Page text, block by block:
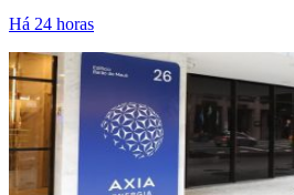
Há 24 horas